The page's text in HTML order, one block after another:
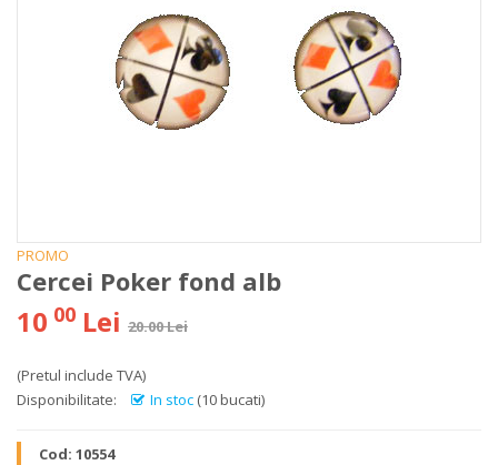
PROMO
Cercei Poker fond alb
10 00 Lei 20.00 Lei
(Pretul include TVA)
Disponibilitate:
In stoc (10 bucati)
Cod: 10554